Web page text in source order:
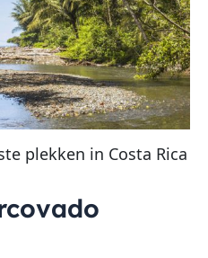
plekken in Costa Rica